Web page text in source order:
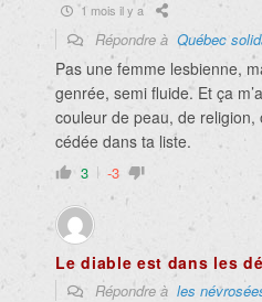
1 mois il y a
Répondre à Québec
Pas une femme lesbienne,
genrée, semi fluide. Et ça
couleur de peau, de
cédée dans ta liste.
3 -3
Le diable est dans les
Répondre à les